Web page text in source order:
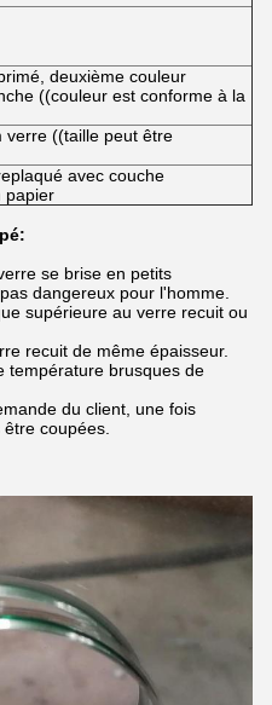
deuxième couleur
((couleur est conforme à la
verre ((taille peut être
avec couche
papier
se brise en petits
dangereux pour l'homme.
supérieure au verre recuit ou
recuit de même épaisseur.
température brusques de
du client, une fois
coupées.